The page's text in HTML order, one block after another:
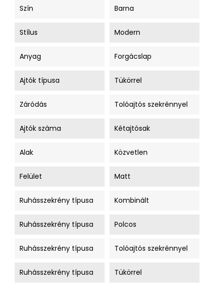
Szín Barna
Stílus Modern
Anyag Forgácslap
Ajtók típusa Tükörrel
Záródás Tolóajtós szekrénnyel
Ajtók száma Kétajtósak
Alak Közvetlen
Felület Matt
Ruhásszekrény típusa Kombinált
Ruhásszekrény típusa Polcos
Ruhásszekrény típusa Tolóajtós szekrénnyel
Ruhásszekrény típusa Tükörrel